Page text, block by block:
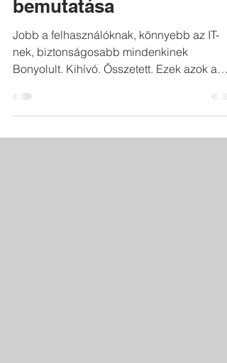
bemutatása
Jobb a felhasználóknak, könnyebb az IT-
nek, biztonságosabb mindenkinek
Bonyolult. Kihívó. Összetett. Ezek azok a